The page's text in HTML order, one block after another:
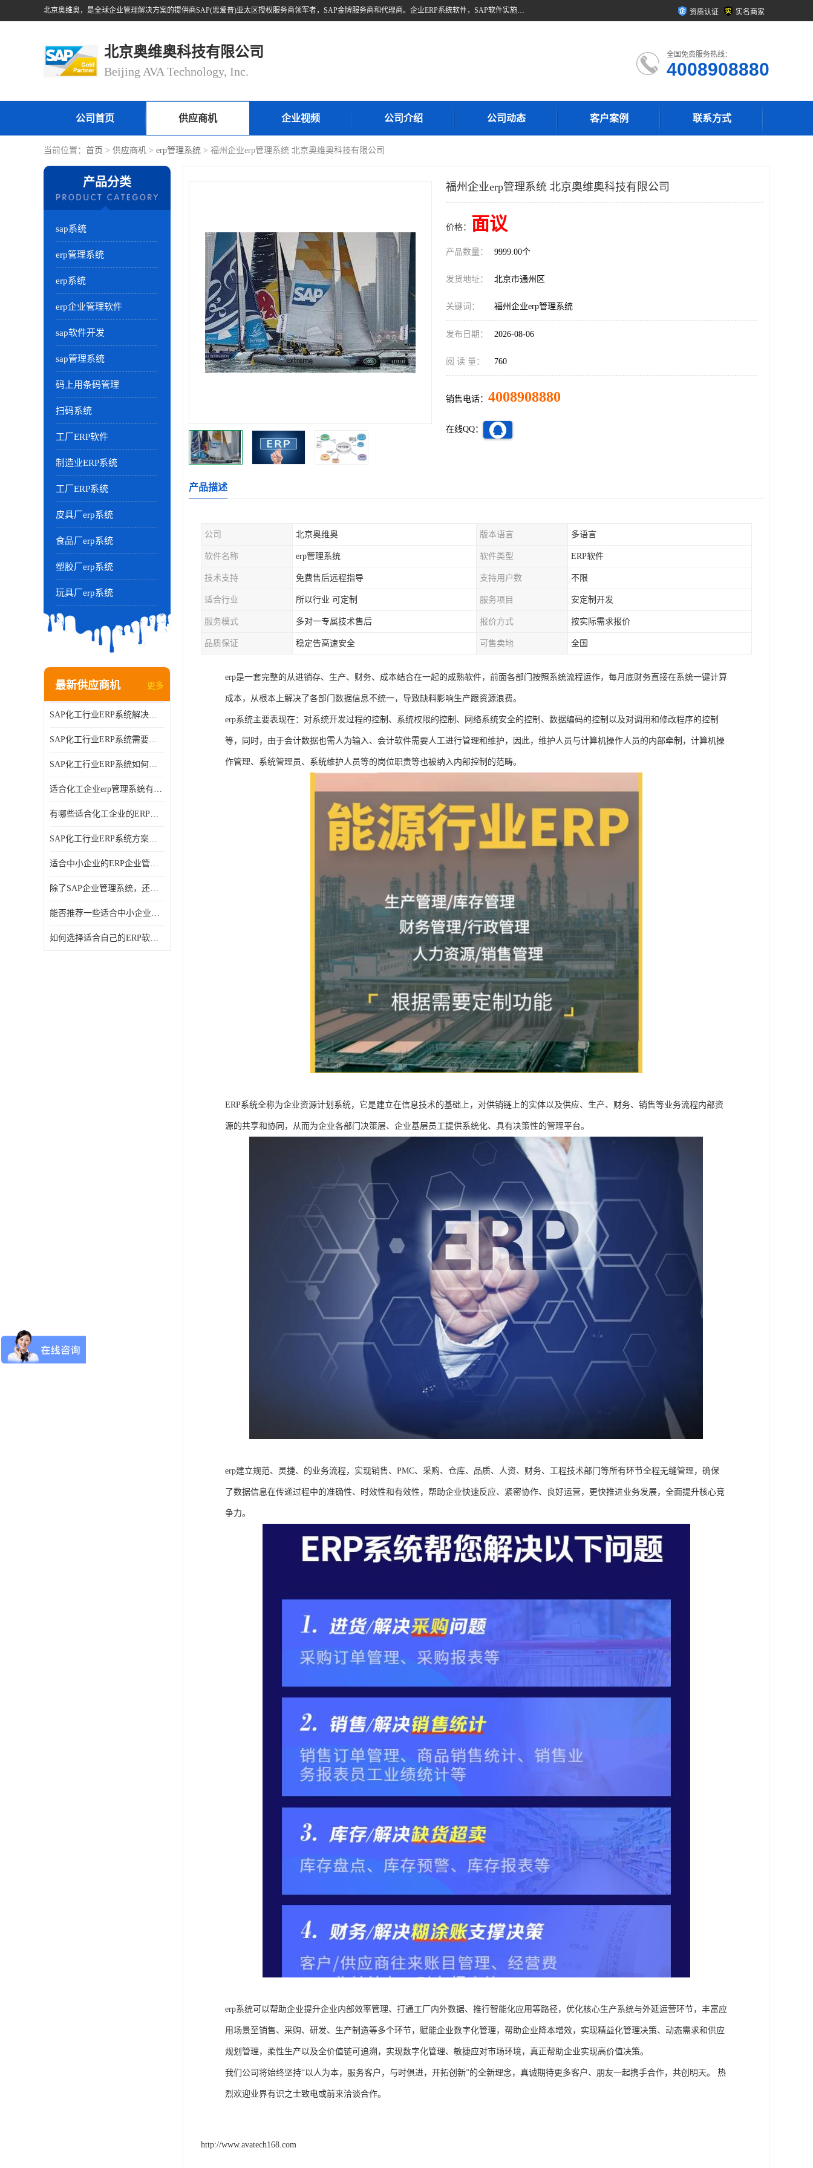
北京奥维奥，是全球企业管理解决方案的提供商SAP(思爱普)亚太区授权服务商领军者，SAP金牌服务商和代理商。企业ERP系统软件，SAP软件实施，17年来服务客户1500多家。提供SAP Business One，SAP Business ByDesign，SAP S/4HANA Cloud，SAP Analytics Cloud （分析云）等产品与解决方案。咨询专线：400-890-8880 资质认证 实名商家
北京奥维奥科技有限公司
Beijing AVA Technology, Inc.
全国免费服务热线：
4008908880
公司首页 供应商机 企业视频 公司介绍 公司动态 客户案例 联系方式
当前位置： 首页 > 供应商机 > erp管理系统 > 福州企业erp管理系统 北京奥维奥科技有限公司
产品分类
sap系统
erp管理系统
erp系统
erp企业管理软件
sap软件开发
sap管理系统
码上用条码管理
扫码系统
工厂ERP软件
制造业ERP系统
工厂ERP系统
皮具厂erp系统
食品厂erp系统
塑胶厂erp系统
玩具厂erp系统
最新供应商机 更多
SAP化工行业ERP系统解决方案的细节和功能介绍？北京奥维奥
SAP化工行业ERP系统需要多少钱？北京奥维奥
SAP化工行业ERP系统如何帮助企业提率和降？北京奥维奥
适合化工企业erp管理系统有哪些？分别有哪些优势?
有哪些适合化工企业的ERP管理系统？分别需要多少钱？
SAP化工行业ERP系统方案介绍？SAP实施商，北京奥维奥
适合中小企业的ERP企业管理系统的价格大概是多少？北京奥维奥
除了SAP企业管理系统，还有哪些类似的企业管理软件可以推荐？
能否推荐一些适合中小企业的ERP企业管理软件？北京奥维奥
如何选择适合自己的ERP软件？北京奥维奥
福州企业erp管理系统 北京奥维奥科技有限公司
价格： 面议
产品数量： 9999.00个
发货地址： 北京市通州区
关键词： 福州企业erp管理系统
发布日期： 2026-08-06
阅 读 量： 760
销售电话： 4008908880
在线QQ：
产品描述
公司 北京奥维奥 版本语言 多语言
软件名称 erp管理系统 软件类型 ERP软件
技术支持 免费售后远程指导 支持用户数 不限
适合行业 所以行业 可定制 服务项目 安定制开发
服务模式 多对一专属技术售后 报价方式 按实际需求报价
品质保证 稳定告高速安全 可售卖地 全国
erp是一套完整的从进销存、生产、财务、成本结合在一起的成熟软件，前面各部门按照系统流程运作，每月底财务直接在系统一键计算
成本，从根本上解决了各部门数据信息不统一，导致缺料影响生产跟资源浪费。
erp系统主要表现在：对系统开发过程的控制、系统权限的控制、网络系统安全的控制、数据编码的控制以及对调用和修改程序的控制
等，同时，由于会计数据也需人为输入、会计软件需要人工进行管理和维护，因此，维护人员与计算机操作人员的内部牵制，计算机操
作管理、系统管理员、系统维护人员等的岗位职责等也被纳入内部控制的范畴。
ERP系统全称为企业资源计划系统，它是建立在信息技术的基础上，对供销链上的实体以及供应、生产、财务、销售等业务流程内部资
源的共享和协同，从而为企业各部门决策层、企业基层员工提供系统化、具有决策性的管理平台。
erp建立规范、灵捷、的业务流程，实现销售、PMC、采购、仓库、品质、人资、财务、工程技术部门等所有环节全程无缝管理，确保
了数据信息在传递过程中的准确性、时效性和有效性，帮助企业快速反应、紧密协作、良好运营，更快推进业务发展，全面提升核心竞
争力。
erp系统可以帮助企业提升企业内部效率管理、打通工厂内外数据、推行智能化应用等路径，优化核心生产系统与外延运营环节，丰富应
用场景至销售、采购、研发、生产制造等多个环节，赋能企业数字化管理，帮助企业降本增效，实现精益化管理决策、动态需求和供应
规划管理，柔性生产以及全价值链可追溯，实现数字化管理、敏捷应对市场环境，真正帮助企业实现高价值决策。
我们公司将始终坚持“以人为本，服务客户，与时俱进，开拓创新”的全新理念，真诚期待更多客户、朋友一起携手合作，共创明天。 热
烈欢迎业界有识之士致电或前来洽谈合作。
http://www.avatech168.com